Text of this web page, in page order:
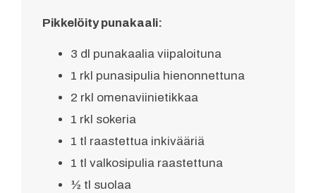
Pikkelöity punakaali:
3 dl punakaalia viipaloituna
1 rkl punasipulia hienonnettuna
2 rkl omenaviinietikkaa
1 rkl sokeria
1 tl raastettua inkivääriä
1 tl valkosipulia raastettuna
½ tl suolaa